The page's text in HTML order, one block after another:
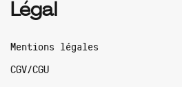
Légal
Mentions légales
CGV/CGU